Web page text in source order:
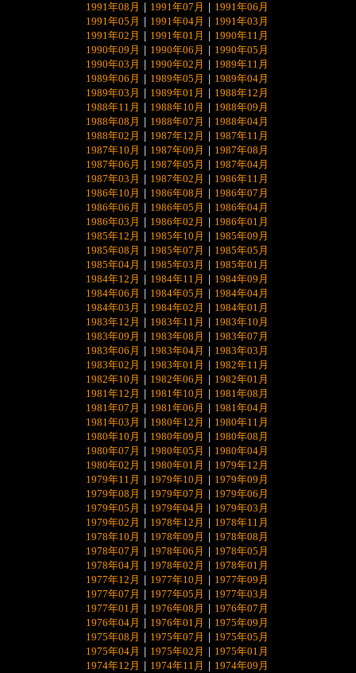
1991年08月 ｜ 1991年07月 ｜ 1991年06月
1991年05月 ｜ 1991年04月 ｜ 1991年03月
1991年02月 ｜ 1991年01月 ｜ 1990年11月
1990年09月 ｜ 1990年06月 ｜ 1990年05月
1990年03月 ｜ 1990年02月 ｜ 1989年11月
1989年06月 ｜ 1989年05月 ｜ 1989年04月
1989年03月 ｜ 1989年01月 ｜ 1988年12月
1988年11月 ｜ 1988年10月 ｜ 1988年09月
1988年08月 ｜ 1988年07月 ｜ 1988年04月
1988年02月 ｜ 1987年12月 ｜ 1987年11月
1987年10月 ｜ 1987年09月 ｜ 1987年08月
1987年06月 ｜ 1987年05月 ｜ 1987年04月
1987年03月 ｜ 1987年02月 ｜ 1986年11月
1986年10月 ｜ 1986年08月 ｜ 1986年07月
1986年06月 ｜ 1986年05月 ｜ 1986年04月
1986年03月 ｜ 1986年02月 ｜ 1986年01月
1985年12月 ｜ 1985年10月 ｜ 1985年09月
1985年08月 ｜ 1985年07月 ｜ 1985年05月
1985年04月 ｜ 1985年03月 ｜ 1985年01月
1984年12月 ｜ 1984年11月 ｜ 1984年09月
1984年06月 ｜ 1984年05月 ｜ 1984年04月
1984年03月 ｜ 1984年02月 ｜ 1984年01月
1983年12月 ｜ 1983年11月 ｜ 1983年10月
1983年09月 ｜ 1983年08月 ｜ 1983年07月
1983年06月 ｜ 1983年04月 ｜ 1983年03月
1983年02月 ｜ 1983年01月 ｜ 1982年11月
1982年10月 ｜ 1982年06月 ｜ 1982年01月
1981年12月 ｜ 1981年10月 ｜ 1981年08月
1981年07月 ｜ 1981年06月 ｜ 1981年04月
1981年03月 ｜ 1980年12月 ｜ 1980年11月
1980年10月 ｜ 1980年09月 ｜ 1980年08月
1980年07月 ｜ 1980年05月 ｜ 1980年04月
1980年02月 ｜ 1980年01月 ｜ 1979年12月
1979年11月 ｜ 1979年10月 ｜ 1979年09月
1979年08月 ｜ 1979年07月 ｜ 1979年06月
1979年05月 ｜ 1979年04月 ｜ 1979年03月
1979年02月 ｜ 1978年12月 ｜ 1978年11月
1978年10月 ｜ 1978年09月 ｜ 1978年08月
1978年07月 ｜ 1978年06月 ｜ 1978年05月
1978年04月 ｜ 1978年02月 ｜ 1978年01月
1977年12月 ｜ 1977年10月 ｜ 1977年09月
1977年07月 ｜ 1977年05月 ｜ 1977年03月
1977年01月 ｜ 1976年08月 ｜ 1976年07月
1976年04月 ｜ 1976年01月 ｜ 1975年09月
1975年08月 ｜ 1975年07月 ｜ 1975年05月
1975年04月 ｜ 1975年02月 ｜ 1975年01月
1974年12月 ｜ 1974年11月 ｜ 1974年09月